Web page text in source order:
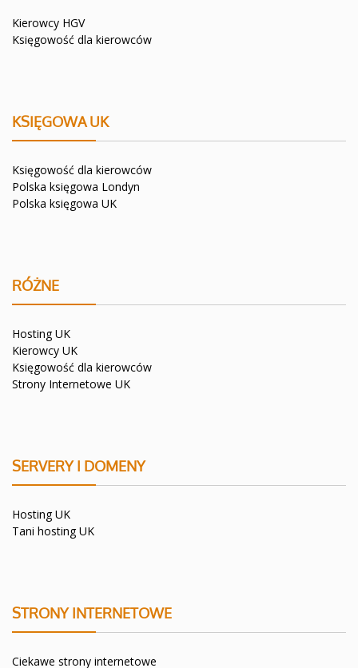
Kierowcy HGV
Księgowość dla kierowców
KSIĘGOWA UK
Księgowość dla kierowców
Polska księgowa Londyn
Polska księgowa UK
RÓŻNE
Hosting UK
Kierowcy UK
Księgowość dla kierowców
Strony Internetowe UK
SERVERY I DOMENY
Hosting UK
Tani hosting UK
STRONY INTERNETOWE
Ciekawe strony internetowe